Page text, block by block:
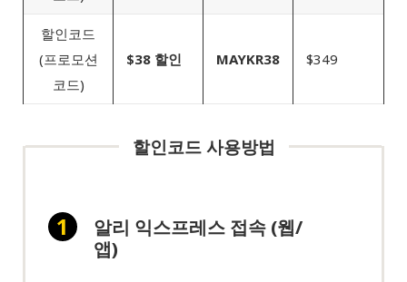
할인코드
(프로모션
코드)
$38 할인 MAYKR38 $349
할인코드 사용방법
알리 익스프레스 접속 (웹/
앱)